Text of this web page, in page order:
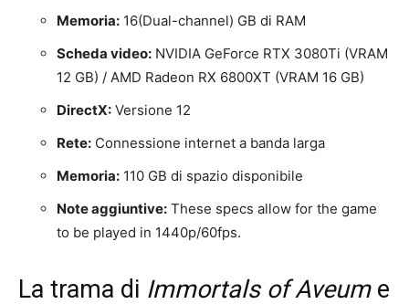
Memoria: 16(Dual-channel) GB di RAM
Scheda video: NVIDIA GeForce RTX 3080Ti (VRAM
12 GB) / AMD Radeon RX 6800XT (VRAM 16 GB)
DirectX: Versione 12
Rete: Connessione internet a banda larga
Memoria: 110 GB di spazio disponibile
Note aggiuntive: These specs allow for the game
to be played in 1440p/60fps.
La trama di Immortals of Aveum e